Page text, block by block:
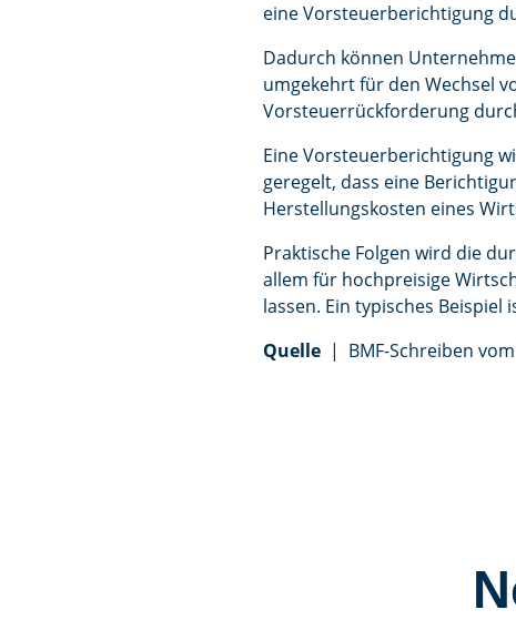
eine Vorsteuerberichtigung
Dadurch können
umgekehrt für den Wechsel
Vorsteuerrückforderung
Eine Vorsteuerberichtigung
geregelt, dass eine
Herstellungskosten eines
Praktische Folgen wird die
allem für hochpreisige
lassen. Ein typisches Beispiel
Quelle | BMF-Schreiben